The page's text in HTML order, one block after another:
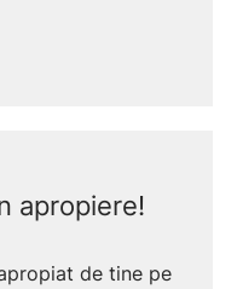
apropiere!
de tine pe